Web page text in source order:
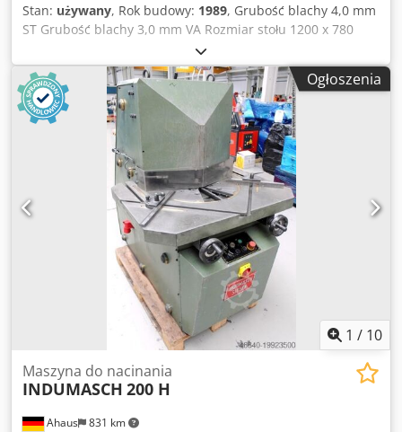
Stan: używany, Rok budowy: 1989, Grubość blachy 4,0 mm
ST Grubość blachy 3,0 mm VA Rozmiar stołu 1200 x 780
mm Długość ostrza 200 x 200 mm Liczba uderzeń na
minutę ok. 60 min Regulacja kąta od - do 15 - 150 stopni
Moc silnika 4,0 kW Waga maszyny ok. 1200 kg Wymagana
przestrzeń ok. 1700 x 1000 x 1500 mm Wyposażenie: -
elektrohydrauliczna nacinarka, z regulacją kąta 15° - 150° *
Regulacja kąta za pomocą kółek ręcznych Dsdpoxaa N Njfx
Afisck - Przedni panel sterowania - Osłona z pleksiglasu dla
lepszej przejrzystości - Hartowane ostrza również do cięcia
stali nierdzewnej - Strugana powierzchnia stołu * aby
uniknąć "przechylania się" lub "ślizgania" blachy - 2x
ograniczniki cięcia * z ruchomymi i wymiennymi
ogranicznikami - Boczny wyrzut ciętego materiału -
Swobodnie poruszający się przełącznik nożny - instrukcja
obsługi * Link do maszyny : ?machineno=1008-9397088
Ogłoszenia
1 / 10
Ahaus 831 km
Maszyna do nacinania
INDUMASCH 200 H